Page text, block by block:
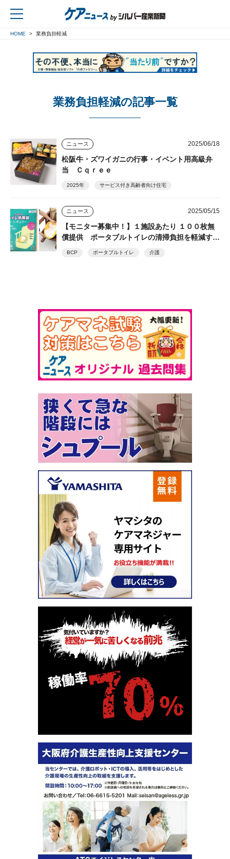
HOME 業務負担軽減
業務負担軽減の記事一覧
ニュース 2025/06/18
松阪牛・ズワイガニの行事・イベント用高級弁
当 Ｃｑｒｅｅ
2025年 サービス付き高齢者向け住宅
ニュース 2025/05/15
【モニター募集中！】１施設あたり １００枚無
償提供 ポータブルトイレの清掃負担を軽減する
トイレ処理袋「ワンズケアシリーズ」 総合サー
BCP ポータブルトイレ 介護